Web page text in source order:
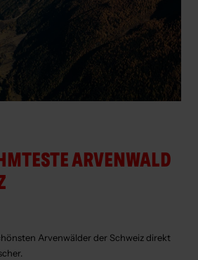
ARVENWALD
Arvenwälder der Schweiz direkt